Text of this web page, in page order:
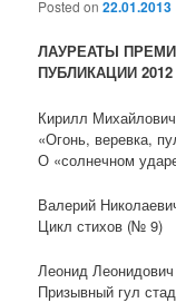
Posted on22.01.2013
ЛАУРЕАТЫ
ПУБЛИКАЦИИ
Кирилл
«Огонь, веревка,
О «солнечном
Валерий
Цикл стихов (№ 9)
Леонид
Призывный гул